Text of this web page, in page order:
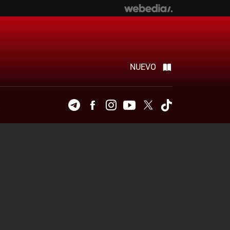
NUEVO
TelegramFacebookInstagramYoutubeTwitter